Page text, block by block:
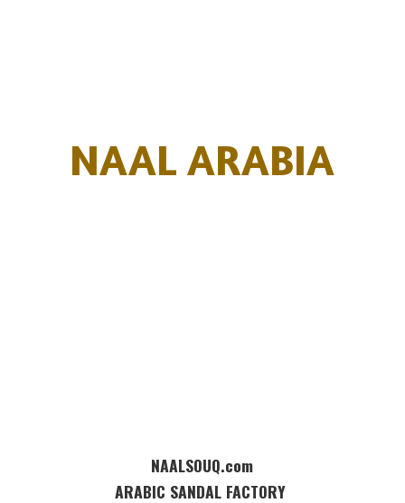
NAAL ARABIA
NAALSOUQ.com
ARABIC SANDAL FACTORY